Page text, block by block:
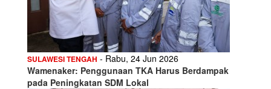
SULAWESI TENGAH - Rabu, 24 Jun 2026
Wamenaker: Penggunaan TKA Harus Berdampak
pada Peningkatan SDM Lokal